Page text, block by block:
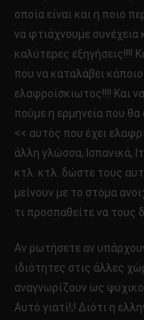
οποία είναι και η ποιο
να φτιάχνουμε συνέχεια
καλύτερες εξηγήσεις!!!!
που να καταλάβει
ελαφροίσκιωτος!!!! Και
πούμε η ερμηνεία που θα
<< αυτός που έχει
άλλη γλώσσα, Ισπανικά,
κτλ. κτλ. δώστε τους
μείνουν με το στόμα
τι προσπαθείτε να τους
Αν ρωτήσετε αν
ιδιότητες στις άλλες
αναγνωρίζουν ως
Αυτό γιατί!;! Διότι η